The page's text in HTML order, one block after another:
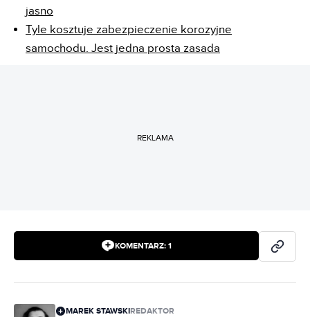
jasno
Tyle kosztuje zabezpieczenie korozyjne
samochodu. Jest jedna prosta zasada
REKLAMA
KOMENTARZ: 1
MAREK STAWSKIREDAKTOR